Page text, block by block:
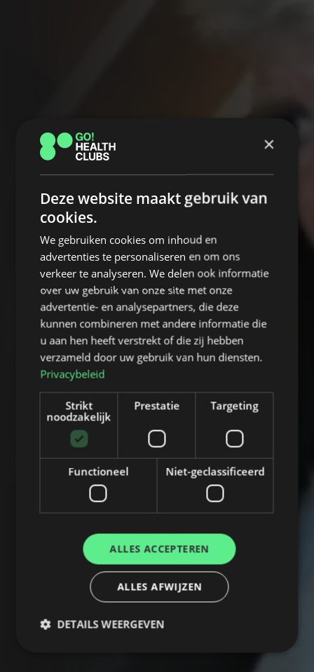
×
Deze website maakt gebruik van
cookies.
We gebruiken cookies om inhoud en
advertenties te personaliseren en om ons
verkeer te analyseren. We delen ook informatie
over uw gebruik van onze site met onze
advertentie- en analysepartners, die deze
kunnen combineren met andere informatie die
u aan hen heeft verstrekt of die zij hebben
verzameld door uw gebruik van hun diensten.
Privacybeleid
Strikt
noodzakelijk
Prestatie Targeting
Functioneel Niet-geclassificeerd
ALLES ACCEPTEREN
ALLES AFWIJZEN
DETAILS WEERGEVEN